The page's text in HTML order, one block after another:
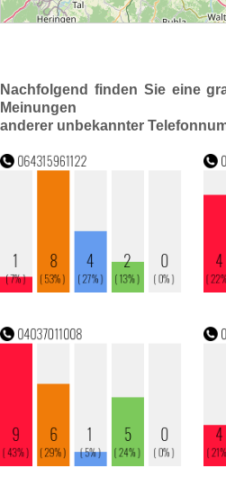
Nachfolgend finden Sie eine
Meinungen
anderer unbekannter